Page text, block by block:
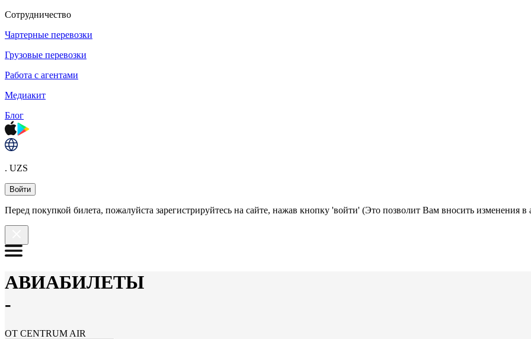
Сотрудничество
Чартерные перевозки
Грузовые перевозки
Работа с агентами
Медиакит
Блог
. UZS
Войти
Перед покупкой билета, пожалуйста зарегистрируйтесь на сайте, нажав кнопку 'войти' (Это позволит Вам вносить изменения в
АВИАБИЛЕТЫ
-
ОТ CENTRUM AIR